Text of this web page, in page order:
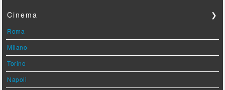
Cinema ❯
Roma
Milano
Torino
Napoli